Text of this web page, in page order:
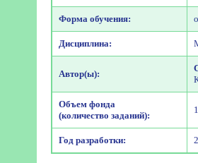
Форма обучения:
Дисциплина:
Автор(ы):
Объем фонда
(количество заданий):
Год разработки: